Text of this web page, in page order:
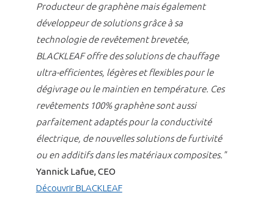
Producteur de graphène mais également
développeur de solutions grâce à sa
technologie de revêtement brevetée,
BLACKLEAF offre des solutions de chauffage
ultra-efficientes, légères et flexibles pour le
dégivrage ou le maintien en température. Ces
revêtements 100% graphène sont aussi
parfaitement adaptés pour la conductivité
électrique, de nouvelles solutions de furtivité
ou en additifs dans les matériaux composites."
Yannick Lafue, CEO
Découvrir BLACKLEAF